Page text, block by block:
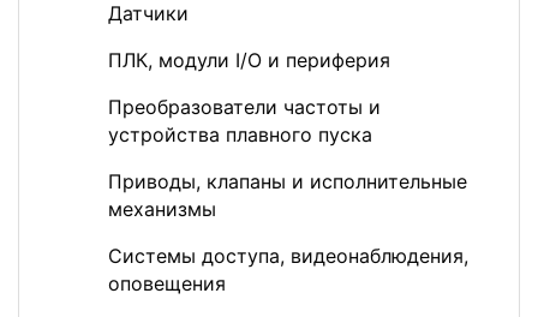
Датчики
ПЛК, модули I/O и периферия
Преобразователи частоты и
устройства плавного пуска
Приводы, клапаны и исполнительные
механизмы
Системы доступа, видеонаблюдения,
оповещения